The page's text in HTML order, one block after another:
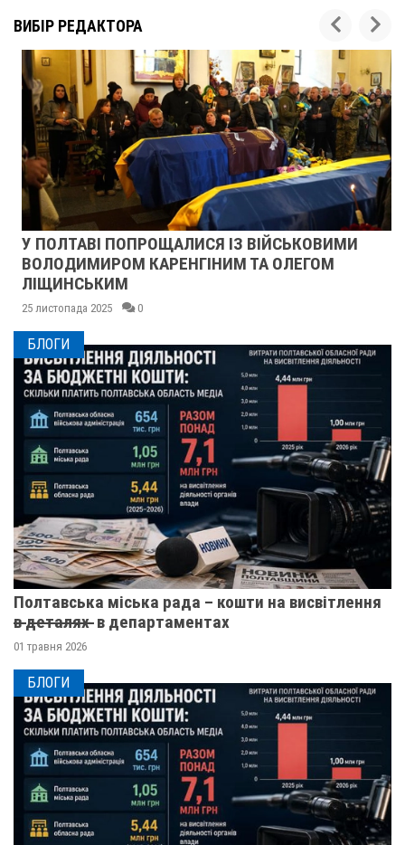
ВИБІР РЕДАКТОРА
У ПОЛТАВІ ПОПРОЩАЛИСЯ ІЗ ВІЙСЬКОВИМИ
ВОЛОДИМИРОМ КАРЕНГІНИМ ТА ОЛЕГОМ
ЛІЩИНСЬКИМ
25 листопада 2025 0
БЛОГИ
Полтавська міська рада – кошти на висвітлення
в̶ ̶д̶е̶т̶а̶л̶я̶х̶ ̶ в департаментах
01 травня 2026
БЛОГИ